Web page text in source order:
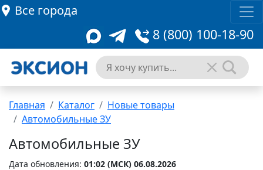
Все города
8 (800) 100-18-90
Главная Каталог
Новые товары
Автомобильные ЗУ
Автомобильные ЗУ
Дата обновления: 01:02 (MCК) 06.08.2026